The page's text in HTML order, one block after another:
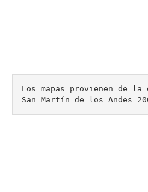
Los mapas provienen de
San Martín de los Andes